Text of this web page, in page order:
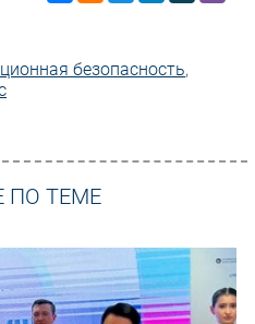
безопасность,
ПО ТЕМЕ